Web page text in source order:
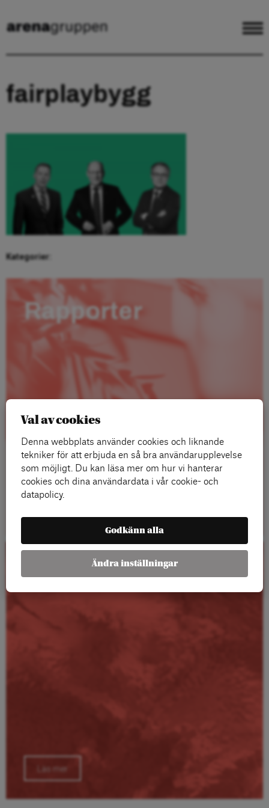
fairplaybygg
Kategorier:
Rapporter
Kalender
Läs mer
Val av cookies
Denna webbplats använder cookies och liknande
tekniker för att erbjuda en så bra användarupplevelse
som möjligt. Du kan läsa mer om hur vi hanterar
cookies och dina användardata i vår cookie- och
datapolicy.
Godkänn alla
Ändra inställningar